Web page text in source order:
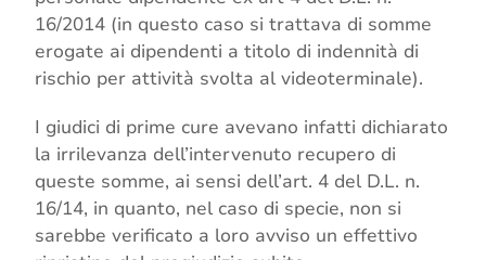
16/2014 (in questo caso si trattava di somme
erogate ai dipendenti a titolo di indennità di
rischio per attività svolta al videoterminale).
I giudici di prime cure avevano infatti dichiarato
la irrilevanza dell’intervenuto recupero di
queste somme, ai sensi dell’art. 4 del D.L. n.
16/14, in quanto, nel caso di specie, non si
sarebbe verificato a loro avviso un effettivo